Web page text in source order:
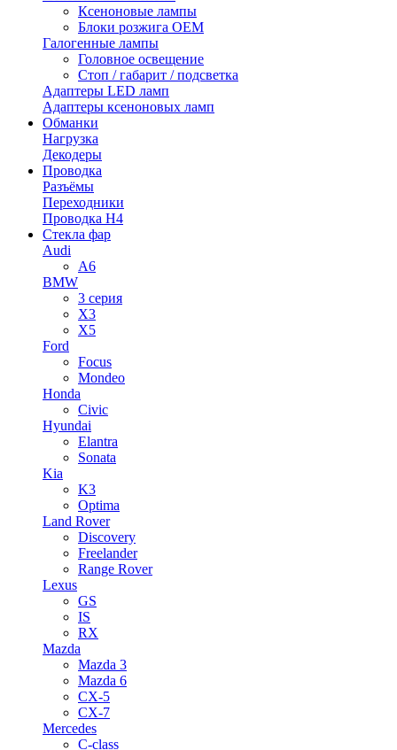
Ксеноновые лампы
Блоки розжига OEM
Галогенные лампы
Головное освещение
Стоп / габарит / подсветка
Адаптеры LED ламп
Адаптеры ксеноновых ламп
Обманки
Нагрузка
Декодеры
Проводка
Разъёмы
Переходники
Проводка H4
Стекла фар
Audi
A6
BMW
3 серия
X3
X5
Ford
Focus
Mondeo
Honda
Civic
Hyundai
Elantra
Sonata
Kia
K3
Optima
Land Rover
Discovery
Freelander
Range Rover
Lexus
GS
IS
RX
Mazda
Mazda 3
Mazda 6
CX-5
CX-7
Mercedes
C-class